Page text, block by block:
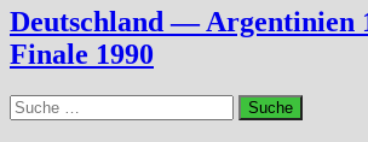
Deutschland — Argentinien
Finale 1990
Suche
nach: